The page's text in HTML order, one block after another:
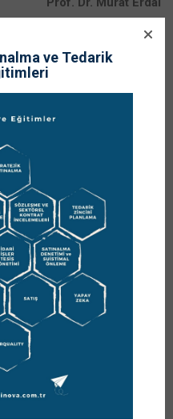
Editör
Dergisi
Murat Erdal
hakkimda/
ve Tedarik